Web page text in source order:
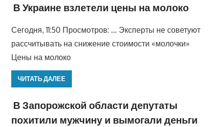
В Украине взлетели цены на молоко
Сегодня, 11:50 Просмотров: … Эксперты не советуют
рассчитывать на снижение стоимости «молочки»
Цены на молоко
ЧИТАТЬ ДАЛЕЕ
В Запорожской области депутаты
похитили мужчину и вымогали деньги